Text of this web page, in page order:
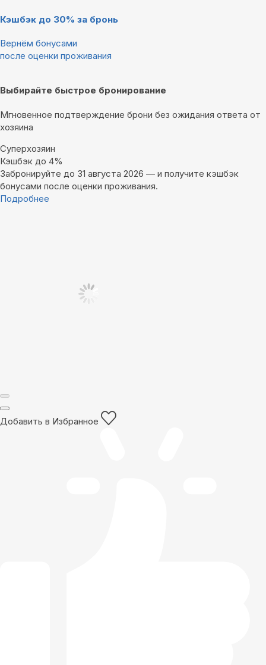
Кэшбэк до 30% за бронь
Вернём бонусами
после оценки проживания
Выбирайте быстрое бронирование
Мгновенное подтверждение брони без ожидания ответа от
хозяина
Суперхозяин
Кэшбэк до 4%
Забронируйте до 31 августа 2026 — и получите кэшбэк
бонусами после оценки проживания.
Подробнее
Добавить в Избранное